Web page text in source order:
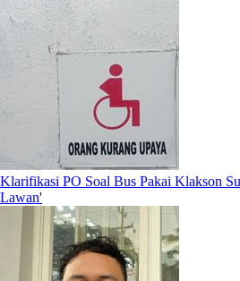
Klarifikasi PO Soal Bus Pakai Klakson
Lawan'